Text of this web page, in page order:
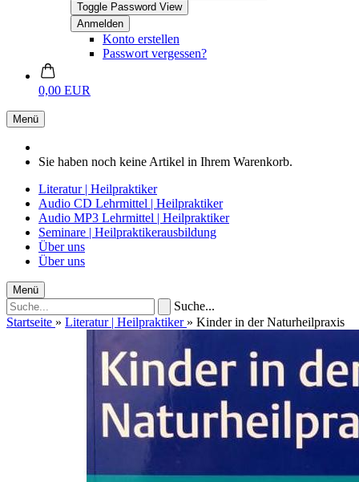
Toggle Password View
Konto erstellen
Passwort vergessen?
0,00 EUR
Menü
Sie haben noch keine Artikel in Ihrem Warenkorb.
Literatur | Heilpraktiker
Audio CD Lehrmittel | Heilpraktiker
Audio MP3 Lehrmittel | Heilpraktiker
Seminare | Heilpraktikerausbildung
Über uns
Über uns
Menü
Suche...
Startseite » Literatur | Heilpraktiker » Kinder in der Naturheilpraxis